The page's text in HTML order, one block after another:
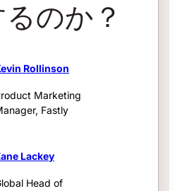
のか？
Rollinson
Marketing
Fastly
Lackey
Head of